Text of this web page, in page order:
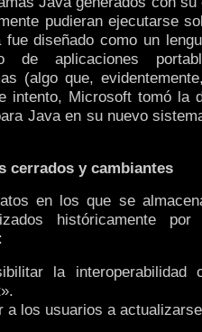
pudieran ejecutarse
fue diseñado como un
de aplicaciones
(algo que,
intento, Microsoft tomó la
Java en su nuevo
cerrados y cambiantes
en los que se
históricamente
la interoperabilidad
a los usuarios a